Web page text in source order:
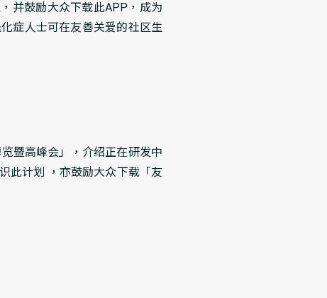
并鼓励大众下载此APP，成为
症人士可在友善关爱的社区生
暨高峰会」，介绍正在研发中
此计划 ，亦鼓励大众下载「友